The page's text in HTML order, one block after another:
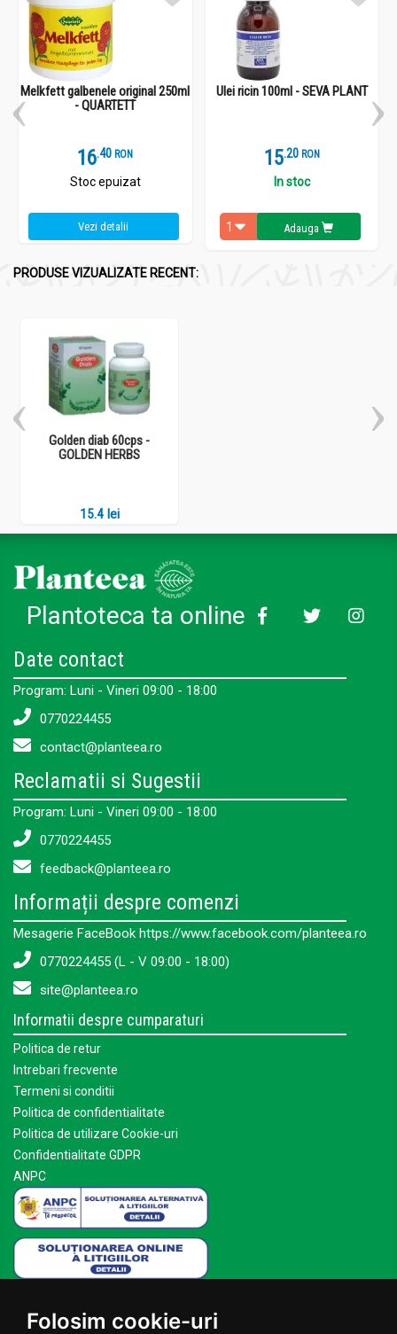
Folosim cookie-uri
Melkfett galbenele original 250ml
- QUARTETT
16.4 RON
Stoc epuizat
Vezi detalii
Ulei ricin 100ml - SEVA PLANT
15.2 RON
In stoc
Adauga
PRODUSE VIZUALIZATE RECENT:
Golden diab 60cps -
GOLDEN HERBS
15.4 lei
Plantoteca ta online
Date contact
Program: Luni - Vineri 09:00 - 18:00
0770224455
contact@planteea.ro
Reclamatii si Sugestii
Program: Luni - Vineri 09:00 - 18:00
0770224455
feedback@planteea.ro
Informații despre comenzi
Mesagerie FaceBook https://www.facebook.com/planteea.ro
0770224455 (L - V 09:00 - 18:00)
site@planteea.ro
Informatii despre cumparaturi
Politica de retur
Intrebari frecvente
Termeni si conditii
Politica de confidentialitate
Politica de utilizare Cookie-uri
Confidentialitate GDPR
ANPC
Acasa